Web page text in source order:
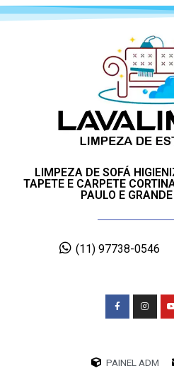
LIMPEZA DE SOFÁ
TAPETE E CARPETE
PAULO E
(11) 97738-0546
PAINEL ADM